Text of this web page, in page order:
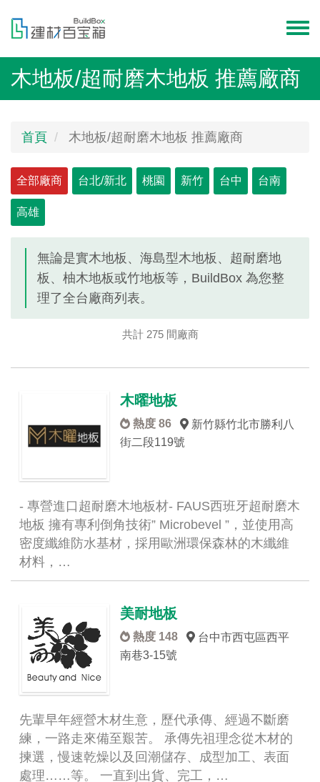
內
容
menu
木地板/超耐磨木地板 推薦廠商
首頁 木地板/超耐磨木地板 推薦廠商
Primary
tabs
全部廠商
用
台北/新北 桃園 新竹 台中 台南
高雄
無論是實木地板、海島型木地板、超耐磨地
板、柚木地板或竹地板等，BuildBox 為您整
理了全台廠商列表。
共計 275 間廠商
木曜地板
熱度 86
新竹縣竹北市勝利八
街二段119號
- 專營進口超耐磨木地板材- FAUS西班牙超耐磨木
地板 擁有專利倒角技術” Microbevel ”，並使用高
密度纖維防水基材，採用歐洲環保森林的木纖維
材料，…
美耐地板
熱度 148
台中市西屯區西平
南巷3-15號
先輩早年經營木材生意，歷代承傳、經過不斷磨
練，一路走來備至艱苦。 承傳先祖理念從木材的
揀選，慢速乾燥以及回潮儲存、成型加工、表面
處理……等。 一直到出貨、完工，…